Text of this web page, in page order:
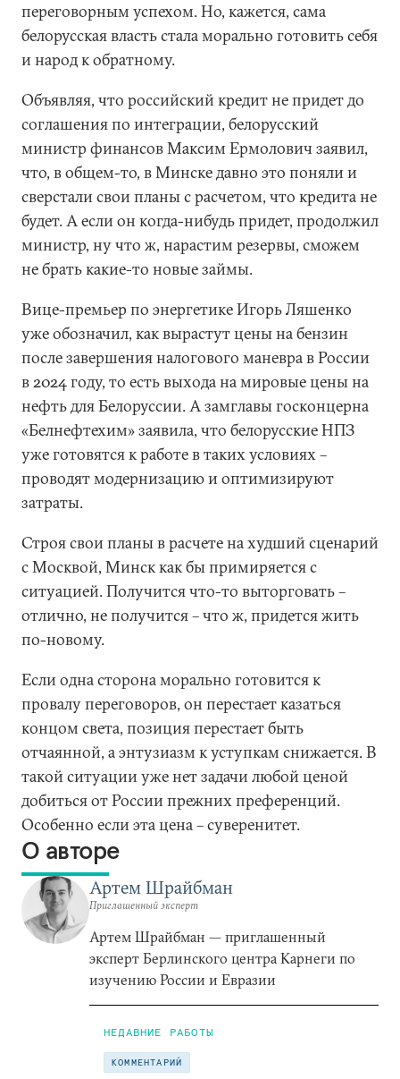
переговорным успехом. Но, кажется, сама
белорусская власть стала морально готовить себя
и народ к обратному.
Объявляя, что российский кредит не придет до
соглашения по интеграции, белорусский
министр финансов Максим Ермолович заявил,
что, в общем-то, в Минске давно это поняли и
сверстали свои планы с расчетом, что кредита не
будет. А если он когда-нибудь придет, продолжил
министр, ну что ж, нарастим резервы, сможем
не брать какие-то новые займы.
Вице-премьер по энергетике Игорь Ляшенко
уже обозначил, как вырастут цены на бензин
после завершения налогового маневра в России
в 2024 году, то есть выхода на мировые цены на
нефть для Белоруссии. А замглавы госконцерна
«Белнефтехим» заявила, что белорусские НПЗ
уже готовятся к работе в таких условиях –
проводят модернизацию и оптимизируют
затраты.
Строя свои планы в расчете на худший сценарий
с Москвой, Минск как бы примиряется с
ситуацией. Получится что-то выторговать –
отлично, не получится – что ж, придется жить
по-новому.
Если одна сторона морально готовится к
провалу переговоров, он перестает казаться
концом света, позиция перестает быть
отчаянной, а энтузиазм к уступкам снижается. В
такой ситуации уже нет задачи любой ценой
добиться от России прежних преференций.
Особенно если эта цена – суверенитет.
О авторе
Артем Шрайбман
Приглашенный эксперт
Артем Шрайбман — приглашенный
эксперт Берлинского центра Карнеги по
изучению России и Евразии
НЕДАВНИЕ РАБОТЫ
КОММЕНТАРИЙ